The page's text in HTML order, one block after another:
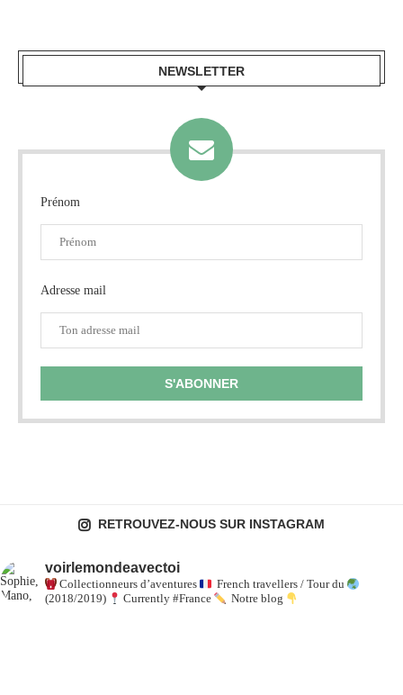
NEWSLETTER
Prénom
Adresse mail
RETROUVEZ-NOUS SUR INSTAGRAM
voirlemondeavectoi
Collectionneurs d’aventures
French travellers / Tour du
(2018/2019)
Currently #France Notre blog